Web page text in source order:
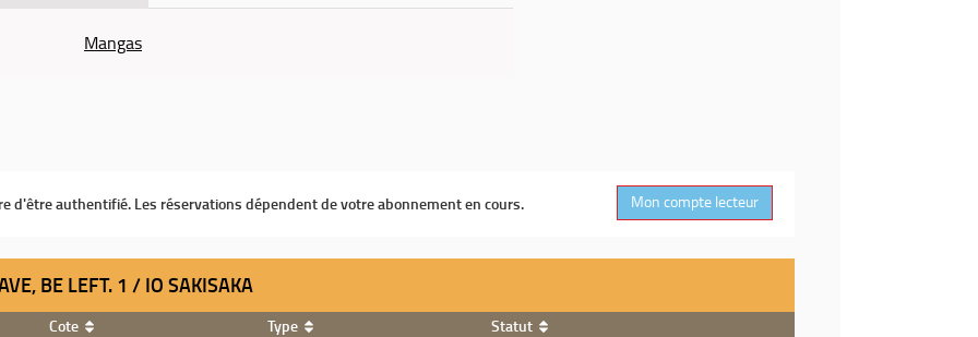
Mangas
d'être authentifié. Les réservations dépendent de votre abonnement en cours. Mon compte lecteur
BE LEFT. 1 / IO SAKISAKA
Cote Type
Statut